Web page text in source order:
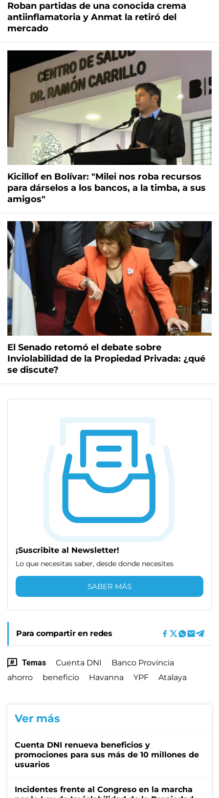
Roban partidas de una conocida crema
antiinflamatoria y Anmat la retiró del
mercado
Kicillof en Bolívar: "Milei nos roba recursos
para dárselos a los bancos, a la timba, a sus
amigos"
El Senado retomó el debate sobre
Inviolabilidad de la Propiedad Privada: ¿qué
se discute?
¡Suscribite al Newsletter!
Lo que necesitas saber, desde donde necesites
SABER MÁS
Para compartir en redes
Temas Cuenta DNI
Banco Provincia
ahorro
beneficio Havanna YPF Atalaya
Ver más
Cuenta DNI renueva beneficios y
promociones para sus más de 10 millones de
usuarios
Incidentes frente al Congreso en la marcha